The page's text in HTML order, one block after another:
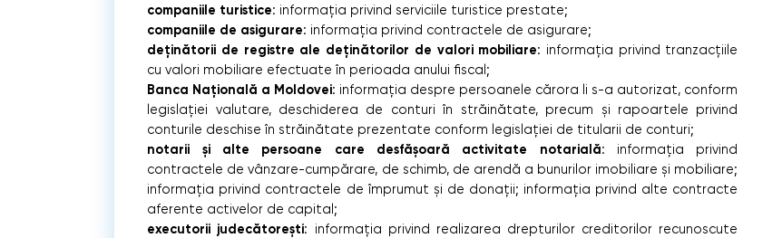
companiile turistice: informația privind serviciile turistice prestate;
companiile de asigurare: informația privind contractele de asigurare;
deținătorii de registre ale deținătorilor de valori mobiliare: informația privind tranzacțiile
cu valori mobiliare efectuate în perioada anului fiscal;
Banca Națională a Moldovei: informația despre persoanele cărora li s-a autorizat, conform
legislației valutare, deschiderea de conturi în străinătate, precum și rapoartele privind
conturile deschise în străinătate prezentate conform legislației de titularii de conturi;
notarii și alte persoane care desfășoară activitate notarială:
informația privind
contractele de vânzare-cumpărare, de schimb, de arendă a bunurilor imobiliare și mobiliare;
informația privind contractele de împrumut și de donații; informația privind alte contracte
aferente activelor de capital;
executorii judecătorești: informația privind realizarea drepturilor creditorilor recunoscute